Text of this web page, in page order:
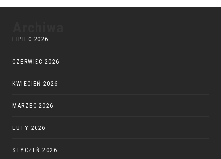
LIPIEC 2026
CZERWIEC 2026
KWIECIEŃ 2026
MARZEC 2026
LUTY 2026
STYCZEŃ 2026